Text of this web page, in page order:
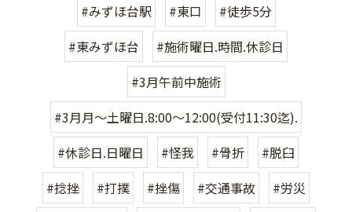
#みずほ台駅
#東口
#徒歩5分
#東みずほ台
#施術曜日.時間.休診日
#3月午前中施術
#3月月〜土曜日.8:00〜12:00(受付11:30迄).
#休診日.日曜日
#怪我 #骨折
#脱臼
#捻挫
#打撲 #挫傷 #交通事故
#労災